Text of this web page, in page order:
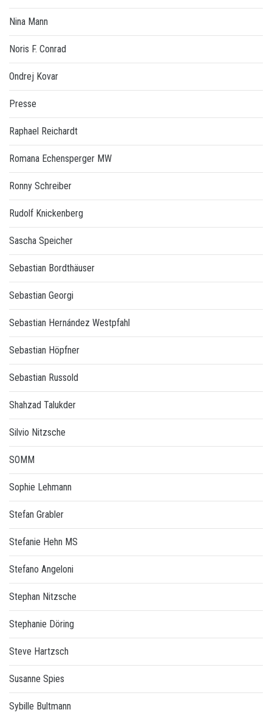
Nina Mann
Noris F. Conrad
Ondrej Kovar
Presse
Raphael Reichardt
Romana Echensperger MW
Ronny Schreiber
Rudolf Knickenberg
Sascha Speicher
Sebastian Bordthäuser
Sebastian Georgi
Sebastian Hernández Westpfahl
Sebastian Höpfner
Sebastian Russold
Shahzad Talukder
Silvio Nitzsche
SOMM
Sophie Lehmann
Stefan Grabler
Stefanie Hehn MS
Stefano Angeloni
Stephan Nitzsche
Stephanie Döring
Steve Hartzsch
Susanne Spies
Sybille Bultmann